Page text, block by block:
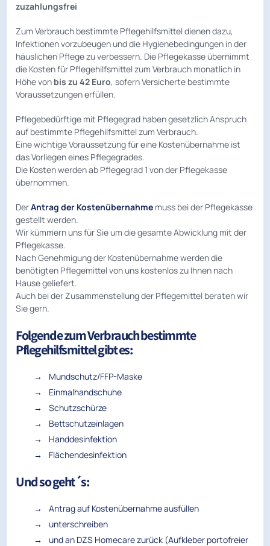
zuzahlungsfrei
Zum Verbrauch bestimmte Pflegehilfsmittel dienen dazu,
Infektionen vorzubeugen und die Hygienebedingungen in der
häuslichen Pflege zu verbessern. Die Pflegekasse übernimmt
die Kosten für Pflegehilfsmittel zum Verbrauch monatlich in
Höhe von bis zu 42 Euro, sofern Versicherte bestimmte
Voraussetzungen erfüllen.
Pflegebedürftige mit Pflegegrad haben gesetzlich Anspruch
auf bestimmte Pflegehilfsmittel zum Verbrauch.
Eine wichtige Voraussetzung für eine Kostenübernahme ist
das Vorliegen eines Pflegegrades.
Die Kosten werden ab Pflegegrad 1 von der Pflegekasse
übernommen.
DerAntrag der Kostenübernahme muss bei der Pflegekasse
gestellt werden.
Wir kümmern uns für Sie um die gesamte Abwicklung mit der
Pflegekasse.
Nach Genehmigung der Kostenübernahme werden die
benötigten Pflegemittel von uns kostenlos zu Ihnen nach
Hause geliefert.
Auch bei der Zusammenstellung der Pflegemittel beraten wir
Sie gern.
Folgende zum Verbrauch bestimmte
Pflegehilfsmittel gibt es:
Mundschutz/FFP-Maske
Einmalhandschuhe
Schutzschürze
Bettschutzeinlagen
Handdesinfektion
Flächendesinfektion
Und so geht´s:
Antrag auf Kostenübernahme ausfüllen
unterschreiben
und an DZS Homecare zurück (Aufkleber portofreier